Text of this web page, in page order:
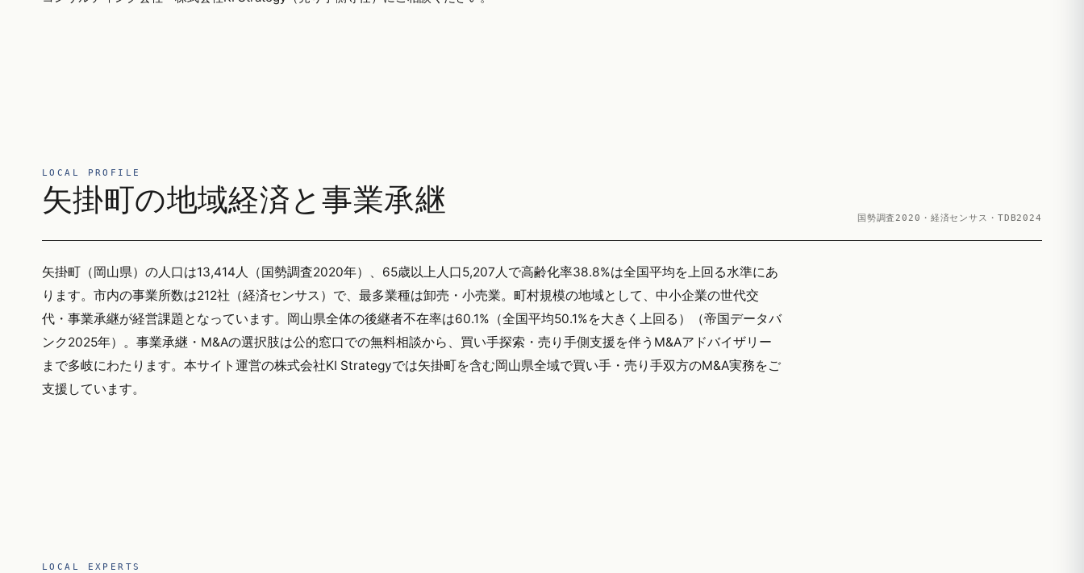
LOCAL PROFILE
矢掛町の地域経済と事業承継
国勢調査2020・経済センサス・TDB2024
矢掛町（岡山県）の人口は13,414人（国勢調査2020年）、65歳以上人口5,207人で高齢化率38.8%は全国平均を上回る水準にあ
ります。市内の事業所数は212社（経済センサス）で、最多業種は卸売・小売業。町村規模の地域として、中小企業の世代交
代・事業承継が経営課題となっています。岡山県全体の後継者不在率は60.1%（全国平均50.1%を大きく上回る）（帝国データバ
ンク2025年）。事業承継・M&Aの選択肢は公的窓口での無料相談から、買い手探索・売り手側支援を伴うM&Aアドバイザリー
まで多岐にわたります。本サイト運営の株式会社KI Strategyでは矢掛町を含む岡山県全域で買い手・売り手双方のM&A実務をご
支援しています。
LOCAL EXPERTS